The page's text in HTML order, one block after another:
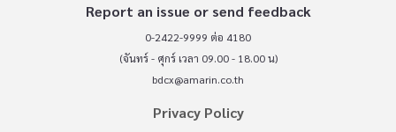
Report an issue or send feedback
0-2422-9999 ต่อ 4180
(จันทร์ - ศุกร์ เวลา 09.00 - 18.00 น)
bdcx@amarin.co.th
Privacy Policy